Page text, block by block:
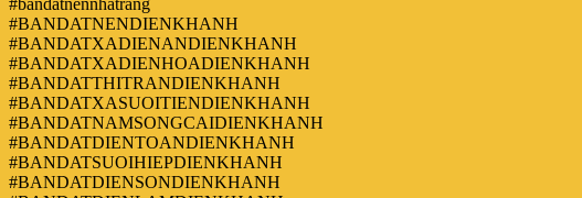
#BANDATNENDIENKHANH
#BANDATXADIENANDIENKHANH
#BANDATXADIENHOADIENKHANH
#BANDATTHITRANDIENKHANH
#BANDATXASUOITIENDIENKHANH
#BANDATNAMSONGCAIDIENKHANH
#BANDATDIENTOANDIENKHANH
#BANDATSUOIHIEPDIENKHANH
#BANDATDIENSONDIENKHANH